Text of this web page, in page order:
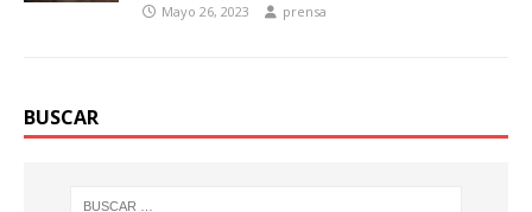
Mayo 26, 2023 prensa
BUSCAR